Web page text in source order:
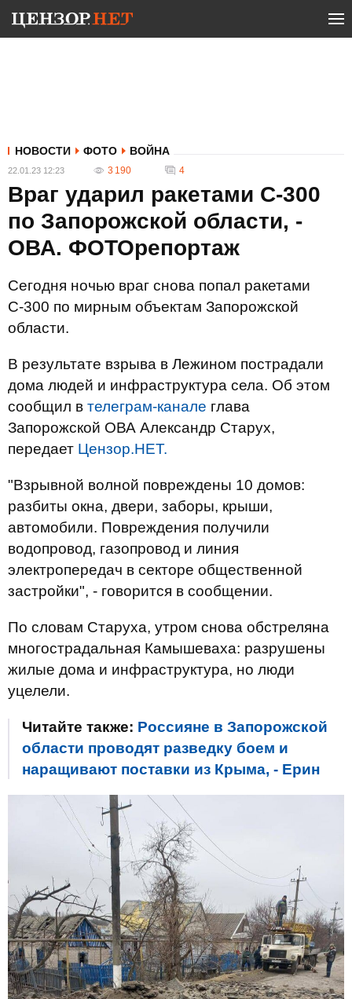
НОВОСТИ ФОТО ВОЙНА
22.01.23 12:23 3 190 4
Враг ударил ракетами С-300
по Запорожской области, -
ОВА. ФОТОрепортаж
Сегодня ночью враг снова попал ракетами
С-300 по мирным объектам Запорожской
области.
В результате взрыва в Лежином пострадали
дома людей и инфраструктура села. Об этом
сообщил в телеграм-канале глава
Запорожской ОВА Александр Старух,
передает Цензор.НЕТ.
"Взрывной волной повреждены 10 домов:
разбиты окна, двери, заборы, крыши,
автомобили. Повреждения получили
водопровод, газопровод и линия
электропередач в секторе общественной
застройки", - говорится в сообщении.
По словам Старуха, утром снова обстреляна
многострадальная Камышеваха: разрушены
жилые дома и инфраструктура, но люди
уцелели.
Читайте также: Россияне в Запорожской
области проводят разведку боем и
наращивают поставки из Крыма, - Ерин